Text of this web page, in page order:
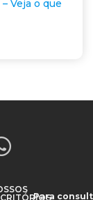
Veja o que
Para